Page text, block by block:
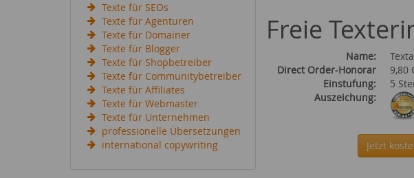
Texte für SEOs
Texte für Agenturen
Texte für Domainer
Texte für Blogger
Texte für Shopbetreiber
Texte für Communitybetreiber
Texte für Affiliates
Texte für Webmaster
Texte für Unternehmen
professionelle Übersetzungen
international copywriting
Freie
Name:
Direct Order-Honorar
9,80
Einstufung:
5
Auszeichung:
Jetzt